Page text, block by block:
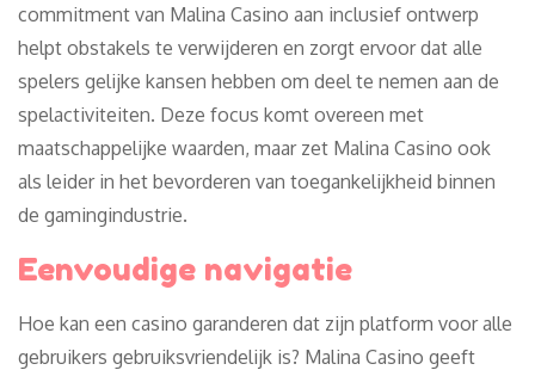
commitment van Malina Casino aan inclusief ontwerp
helpt obstakels te verwijderen en zorgt ervoor dat alle
spelers gelijke kansen hebben om deel te nemen aan de
spelactiviteiten. Deze focus komt overeen met
maatschappelijke waarden, maar zet Malina Casino ook
als leider in het bevorderen van toegankelijkheid binnen
de gamingindustrie.
Eenvoudige navigatie
Hoe kan een casino garanderen dat zijn platform voor alle
gebruikers gebruiksvriendelijk is? Malina Casino geeft